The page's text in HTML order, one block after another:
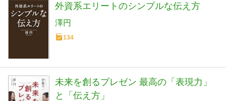
外資系エリートのシンプルな伝え方
澤円
134
未来を創るプレゼン 最高の「表現力」
と「伝え方」